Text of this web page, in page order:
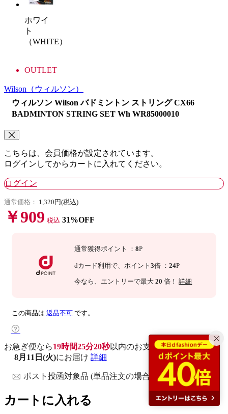
ホワイ
ト
（WHITE）
OUTLET
Wilson （ウィルソン）
ウィルソン Wilson バドミントン ストリング CX66
BADMINTON STRING SET Wh WR85000010
こちらは、会員価格が設定されています。
ログインしてからカートに入れてください。
ログイン
通常価格： 1,320円(税込)
￥909 税込 31%OFF
通常獲得ポイント ：8P
dカード利用で、ポイント3倍 ：24P
今なら 、エントリーで最大 20 倍！詳細
この商品は 返品不可 です。
お急ぎ便なら19時間25分19秒以内のお支払いで
8月11日(火)にお届け 詳細
ポスト投函対象品 (単品注文の場合)
カートに入れる